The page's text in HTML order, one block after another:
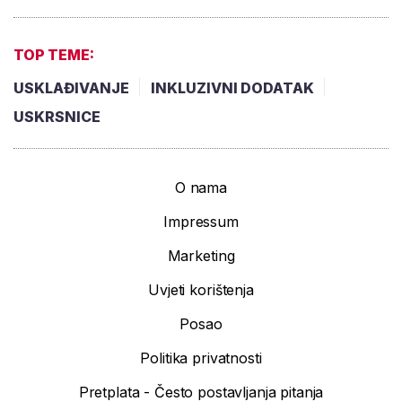
TOP TEME:
USKLAĐIVANJE
INKLUZIVNI DODATAK
USKRSNICE
O nama
Impressum
Marketing
Uvjeti korištenja
Posao
Politika privatnosti
Pretplata - Često postavljanja pitanja